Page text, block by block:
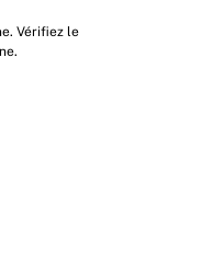
Vérifiez le